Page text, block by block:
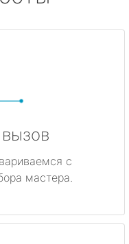
с
мастера.